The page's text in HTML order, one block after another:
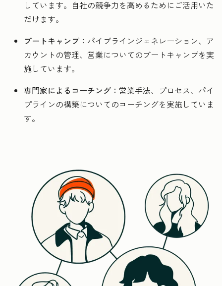
しています。自社の競争力を高めるためにご活用いた
だけます。
ブートキャンプ： パイプラインジェネレーション、ア
カウントの管理、営業についてのブートキャンプを実
施しています。
専門家によるコーチング： 営業手法、プロセス、パイ
プラインの構築についてのコーチングを実施していま
す。